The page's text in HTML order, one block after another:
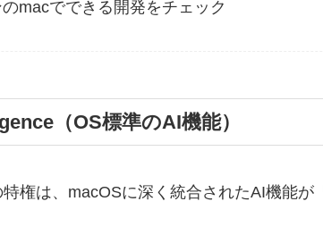
macでできる開発をチェック
（OS標準のAI機能）
権は、macOSに深く統合されたAI機能が